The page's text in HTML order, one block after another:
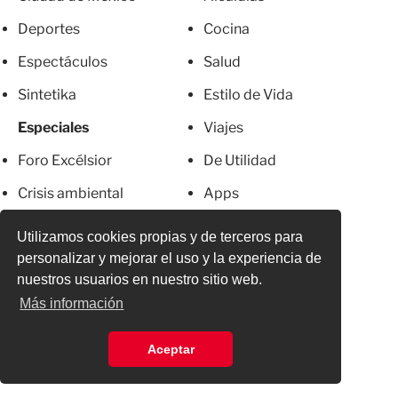
Utilizamos cookies propias y de terceros para
personalizar y mejorar el uso y la experiencia de
nuestros usuarios en nuestro sitio web.
Más información
Aceptar
Deportes
Espectáculos
Sintetika
Especiales
Foro Excélsior
Crisis ambiental
Metro CDMX
Cocina
Salud
Estilo de Vida
Viajes
De Utilidad
Apps
Newsletter